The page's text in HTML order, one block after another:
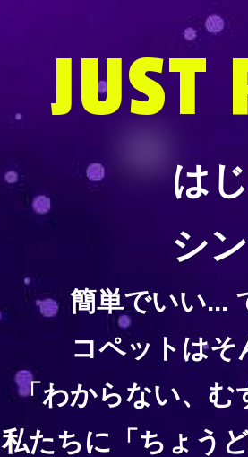
JUST
は
シ
簡単でいい...
コペットはそ
「わからない、む
私たちに「ちょう